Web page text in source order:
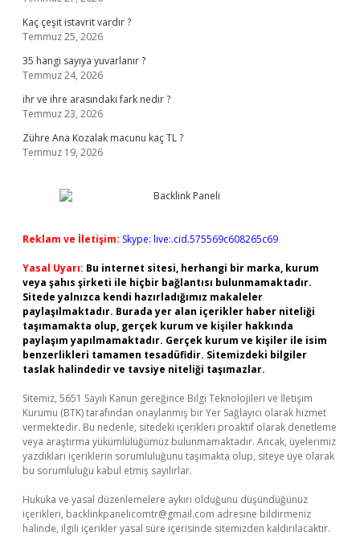
Kaç çeşit istavrit vardır ?
Temmuz 25, 2026
35 hangi sayıya yuvarlanır ?
Temmuz 24, 2026
ihr ve ihre arasındaki fark nedir ?
Temmuz 23, 2026
Zühre Ana Kozalak macunu kaç TL ?
Temmuz 19, 2026
Reklam ve İletişim: Skype: live:.cid.575569c608265c69
Yasal Uyarı: Bu internet sitesi, herhangi bir marka, kurum
veya şahıs şirketi ile hiçbir bağlantısı bulunmamaktadır.
Sitede yalnızca kendi hazırladığımız makaleler
paylaşılmaktadır. Burada yer alan içerikler haber niteliği
taşımamakta olup, gerçek kurum ve kişiler hakkında
paylaşım yapılmamaktadır. Gerçek kurum ve kişiler ile isim
benzerlikleri tamamen tesadüfidir. Sitemizdeki bilgiler
taslak halindedir ve tavsiye niteliği taşımazlar.
Sitemiz, 5651 Sayılı Kanun gereğince Bilgi Teknolojileri ve İletişim
Kurumu (BTK) tarafından onaylanmış bir Yer Sağlayıcı olarak hizmet
vermektedir. Bu nedenle, sitedeki içerikleri proaktif olarak denetleme
veya araştırma yükümlülüğümüz bulunmamaktadır. Ancak, üyelerimiz
yazdıkları içeriklerin sorumluluğunu taşımakta olup, siteye üye olarak
bu sorumluluğu kabul etmiş sayılırlar.
Hukuka ve yasal düzenlemelere aykırı olduğunu düşündüğünüz
içerikleri, backlinkpanelicomtr@gmail.com adresine bildirmeniz
halinde, ilgili içerikler yasal süre içerisinde sitemizden kaldırılacaktır.